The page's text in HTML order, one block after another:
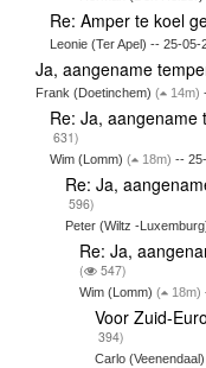
Re: Amper te koel
Leonie (Ter Apel) -- 25-
Ja, aangename
Frank (Doetinchem) ( 14m)
Re: Ja, aangename
631)
Wim (Lomm)( 18m) --
Re: Ja,
596)
Peter (Wiltz -
Re: Ja,
( 547)
Wim (Lomm)( 18m)
Voor Zuid-
394)
Carlo